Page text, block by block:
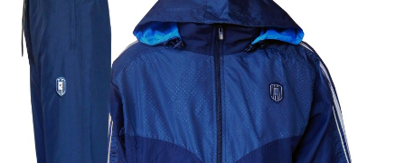
Запомни ме Изгубена парола?
ВХОД
СЪЗДАЙ ПРОФИЛ